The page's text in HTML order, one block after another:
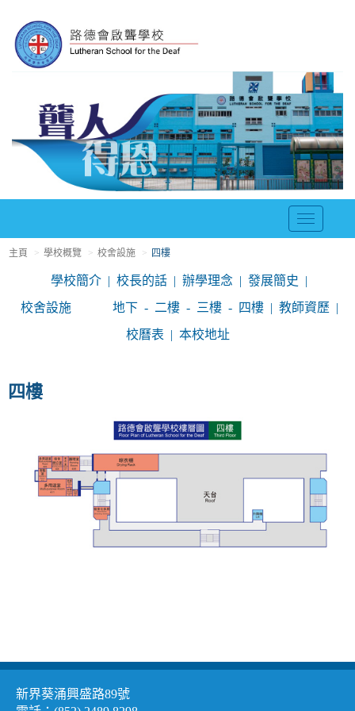
T
o
g
l
e
n
主頁 學校概覽 校舍設施 四樓
學校簡介 校長的話 辦學理念
發展簡史
校舍設施
地下 二樓 三樓 四樓
教師資歷
校曆表
本校地址
四樓
新界葵涌興盛路89號